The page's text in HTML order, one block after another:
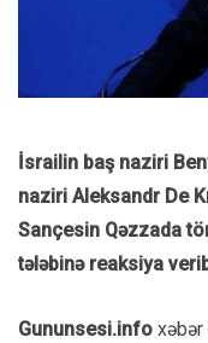
İsrailin baş naziri
naziri Aleksandr De
Sançesin Qəzzada
tələbinə reaksiya
Gununsesi.info xəbər